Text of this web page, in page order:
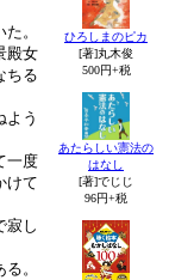
。
殿女
ちる
よう
一度
けて
寂し
。
ひろしまのピカ
[著]丸木俊
500円+税
あたらしい憲法の
はなし
[著]でじじ
96円+税